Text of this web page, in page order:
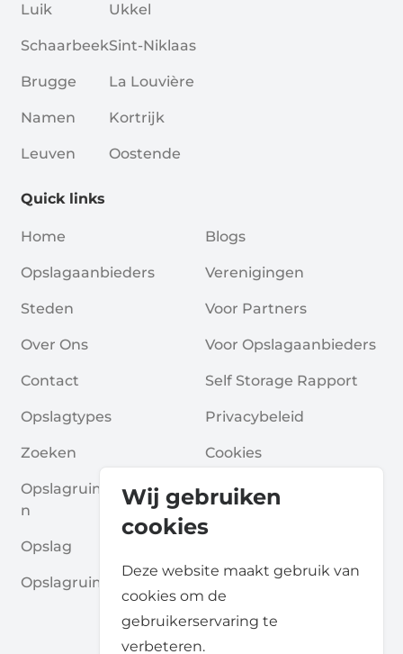
Wij gebruiken
cookies
Deze website maakt gebruik van
cookies om de
gebruikerservaring te
verbeteren.
Luik
Schaarbeek
Brugge
Namen
Leuven
Ukkel
Sint-Niklaas
La Louvière
Kortrijk
Oostende
Quick links
Home
Opslagaanbieders
Steden
Over Ons
Contact
Opslagtypes
Zoeken
Opslagruimte Aanvrage
N
Opslag
Opslagruimte Gidsen
Blogs
Verenigingen
Voor Partners
Voor Opslagaanbieders
Self Storage Rapport
Privacybeleid
Cookies
Algemene Voorwaarde